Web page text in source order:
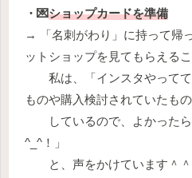
・💌ショップカードを準備
→ 「名刺がわり」に持って帰
ットショップを見てもらえるこ
私は、「インスタやってて
ものや購入検討されていたも
しているので、よかったら
^_^！」
と、声をかけています＾＾